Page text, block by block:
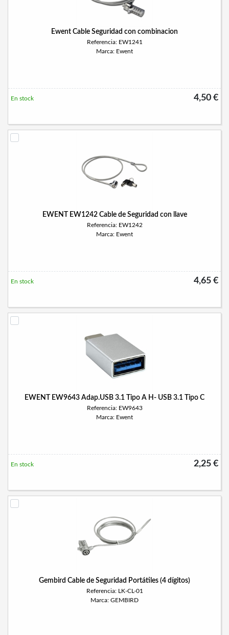
Ewent Cable Seguridad con combinacion
Referencia: EW1241
Marca: Ewent
4,50 €
En stock
EWENT EW1242 Cable de Seguridad con llave
Referencia: EW1242
Marca: Ewent
4,65 €
En stock
EWENT EW9643 Adap.USB 3.1 Tipo A H- USB 3.1 Tipo C
Referencia: EW9643
Marca: Ewent
2,25 €
En stock
Gembird Cable de Seguridad Portátiles (4 dígitos)
Referencia: LK-CL-01
Marca: GEMBIRD